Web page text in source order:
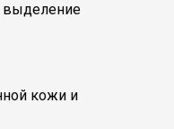
выделение
кожи и